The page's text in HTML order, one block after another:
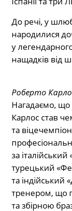
До речі, у
народилися
у
нащадків від
Роберто
Нагадаємо, що
Карлос став
та
за італійський
турецький
та індійський
тренером, що
та збірною